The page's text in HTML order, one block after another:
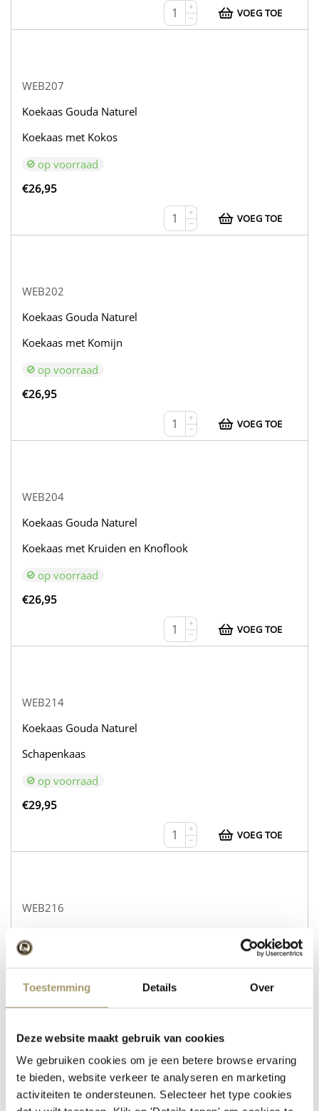
Toestemming Details Over
Deze website maakt gebruik van cookies
We gebruiken cookies om je een betere browse ervaring
te bieden, website verkeer te analyseren en marketing
activiteiten te ondersteunen. Selecteer het type cookies
+
−
VOEG TOE
WEB207
Koekaas Gouda Naturel
Koekaas met Kokos
op voorraad
€26,95
+
−
VOEG TOE
WEB202
Koekaas Gouda Naturel
Koekaas met Komijn
op voorraad
€26,95
+
−
VOEG TOE
WEB204
Koekaas Gouda Naturel
Koekaas met Kruiden en Knoflook
op voorraad
€26,95
+
−
VOEG TOE
WEB214
Koekaas Gouda Naturel
Schapenkaas
op voorraad
€29,95
+
−
VOEG TOE
WEB216
Schapenkaas Rozemarijn Tijm
op voorraad
€30,95
+
−